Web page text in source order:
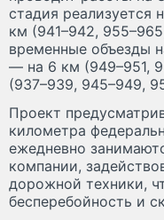
стадия реализуется
км (941–942,
временные объезды
— на 6 км (949–951,
(937–939, 945–949,
Проект
километра
ежедневно
компании,
дорожной техники,
бесперебойность и